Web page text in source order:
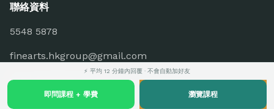
聯絡資料
5548 5878
finearts.hkgroup@gmail.com
香港九龍觀塘駿業里8號
世貿大樓1401室
⚡ 平均 12 分鐘內回覆 · 不會自動加好友
即問課程 + 學費 瀏覽課程